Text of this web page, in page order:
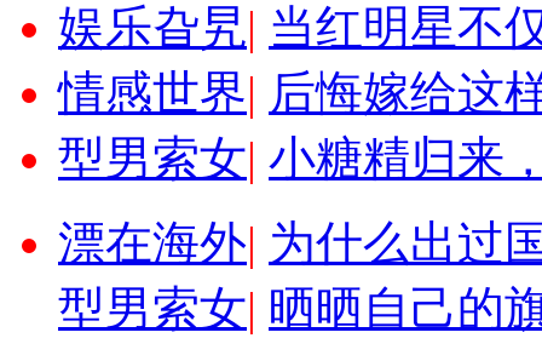
娱乐旮旯| 当红明星不
情感世界| 后悔嫁给这
型男索女| 小糖精归来
漂在海外| 为什么出过
型男索女| 晒晒自己的